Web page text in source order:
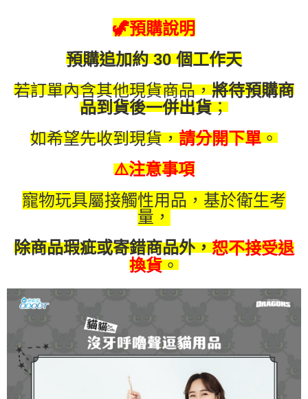
1.本服務由台灣大哥大提供，台灣大哥大用戶可立即使用無須另外申請。
2.付款方式選擇「大哥付你分期」，訂單成立後會自動跳轉到大哥付的交易
4.訂單成立30分鐘內，如未前往確認交易或遇審核未通過，訂單將自動取
消。如遇「轉專審核」未通過狀況，表示未達大哥付你分期系統評分，恕無
法說明評估內容。
1.分期款項不併入電信帳單，「大哥付你分期」於每月結算日後寄送繳費提
醒簡訊。
帳／街口支付／iPASS MONEY」等通路繳費。
【注意事項】
1.本服務係由「台灣大哥大股份有限公司」（以下簡稱本公司）所提供，讓
用戶於交易時，得透過本服務購買商品或服務，並由商店將買賣／分期付款
2.基於同意付款使用「大哥付你分期」之契約關係目的，商店將以您的個人
資料（包含姓名、電話或地址）提供予台灣大哥大進項蒐集、處理及利用，
由本公司與您本人進行分期帳單所需資料之確認、核對及更正。
【關於「AFTEE先享後付」】
AFTEE先享後付是「在收到商品之後才付款」的支付方式。 讓您購物簡單
１．簡單：不需註冊會員、不需綁卡、不需儲值。
２．便利：只要手機號碼，簡訊認證，即可結帳。
３．安心：先確認商品／服務後，再付款。
【「AFTEE先享後付」結帳流程】
結帳頁面，進行簡訊認證並確認金額後，即可完成結帳。
２．訂單成立數日內，您將收到繳費通知簡訊。
ATM／網路銀行／等多元方式進行付款，方視為交易完成。
※ 請注意：結帳手續完成當下不需立刻繳費，但若您需要取消訂單，請聯絡
購買商品的店家。未經商家同意取消之訂單仍視為有效，需透過AFTEE先享
後付繳納相關費用。
※ 交易是否成功請以「AFTEE先享後付 」之結帳頁面顯示為準，若有關於
是否繳費成功／繳費後需取消欲退款等相關疑問，請聯繫「AFTEE先享後付
https://netprotections.freshdesk.com/support/home
【注意事項】
１．透過由恩沛科技股份有限公司提供之「AFTEE先享後付」服務完成之交
易，需依本服務之必要範圍內提供個人資料，並將交易相關給付款項請求債
權轉讓予恩沛科技股份有限公司。
２．關於個人資料處理事宜，請瀏覽以下網址：
https://aftee.tw/terms/#terms3
３．未成年的使用者請事先徵得法定代理人或監護人之同意方可使用
「AFTEE先享後付」，若未經同意申辦者引起之損失，本公司不負相關責
貨到付款
全家取貨付款(限重5公斤，兩包貓砂以上無法寄送)
每筆NT$80，滿NT$1,200(含以上)免運費
每筆NT$80，滿NT$1,200(含以上)免運費
每筆NT$80，滿NT$1,200(含以上)免運費
每筆NT$80，滿NT$1,200(含以上)免運費
宅配(無配送離島)
每筆NT$100，滿NT$1,200(含以上)免運費
郵局(下單後不含六日3天出貨、無貨到付款)
每筆NT$150，滿NT$1,500(含以上)免運費
🦖預購說明
預購追加約 30 個工作天
若訂單內含其他現貨商品，將待預購商
品到貨後一併出貨；
如希望先收到現貨，請分開下單。
⚠️注意事項
寵物玩具屬接觸性用品，基於衛生考
量，
除商品瑕疵或寄錯商品外，恕不接受退
換貨。